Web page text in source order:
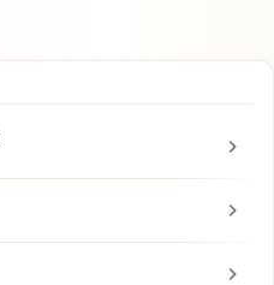
chevron_right
chevron_right
chevron_right